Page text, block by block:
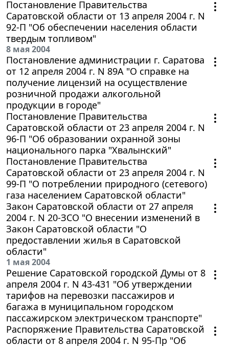
Постановление Правительства
Саратовской области от 13 апреля 2004 г. N
92-П "Об обеспечении населения области
твердым топливом"
8 мая 2004
Постановление администрации г. Саратова
от 12 апреля 2004 г. N 89А "О справке на
получение лицензий на осуществление
розничной продажи алкогольной
продукции в городе"
Постановление Правительства
Саратовской области от 23 апреля 2004 г. N
96-П "Об образовании охранной зоны
национального парка "Хвалынский"
Постановление Правительства
Саратовской области от 23 апреля 2004 г. N
99-П "О потреблении природного (сетевого)
газа населением Саратовской области"
Закон Саратовской области от 27 апреля
2004 г. N 20-ЗСО "О внесении изменений в
Закон Саратовской области "О
предоставлении жилья в Саратовской
области"
1 мая 2004
Решение Саратовской городской Думы от 8
апреля 2004 г. N 43-431 "Об утверждении
тарифов на перевозки пассажиров и
багажа в муниципальном городском
пассажирском электрическом транспорте"
Распоряжение Правительства Саратовской
области от 8 апреля 2004 г. N 95-Пр "Об